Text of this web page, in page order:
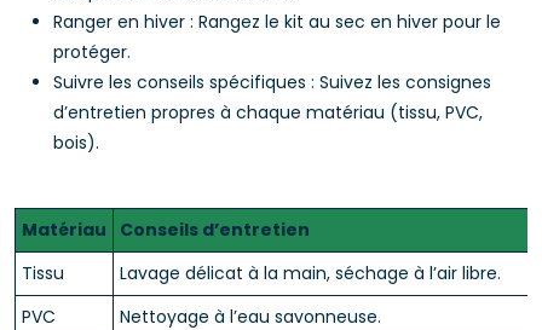
Ranger en hiver : Rangez le kit au sec en hiver pour le
protéger.
Suivre les conseils spécifiques : Suivez les consignes
d’entretien propres à chaque matériau (tissu, PVC,
bois).
Matériau
Conseils d’entretien
Tissu
Lavage délicat à la main, séchage à l’air libre.
PVC
Nettoyage à l’eau savonneuse.